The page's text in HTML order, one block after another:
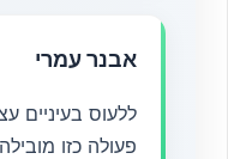
אבנר עמרי
ללעוס בעיניים
פעולה כזו